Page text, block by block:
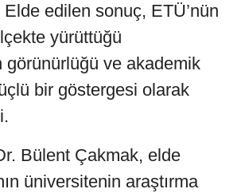
edilen sonuç, ETÜ’nün
yürüttüğü
görünürlüğü ve akademik
bir göstergesi olarak
Bülent Çakmak, elde
üniversitenin araştırma